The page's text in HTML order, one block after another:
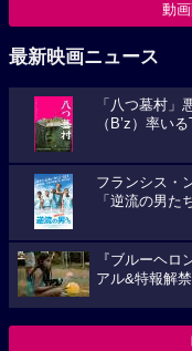
動
最新映画ニュース
「八つ墓村」
（B’z）率い
フランシス・
「逆流の男た
『ブルーヘロ
アル&特報解